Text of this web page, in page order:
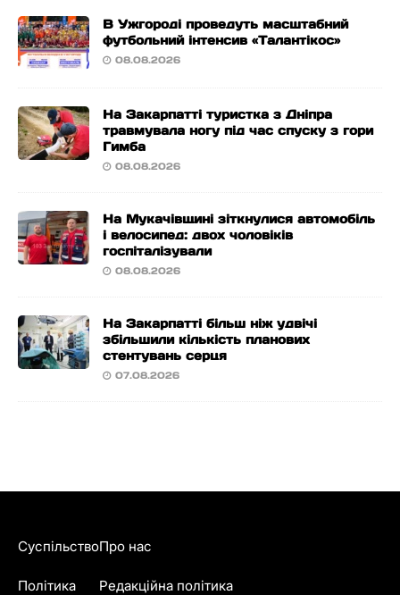
В Ужгороді проведуть масштабний
футбольний інтенсив «Талантікос»
08.08.2026
На Закарпатті туристка з Дніпра
травмувала ногу під час спуску з гори
Гимба
08.08.2026
На Мукачівщині зіткнулися автомобіль
і велосипед: двох чоловіків
госпіталізували
08.08.2026
На Закарпатті більш ніж удвічі
збільшили кількість планових
стентувань серця
07.08.2026
Суспільство
Політика
Про нас
Редакційна політика